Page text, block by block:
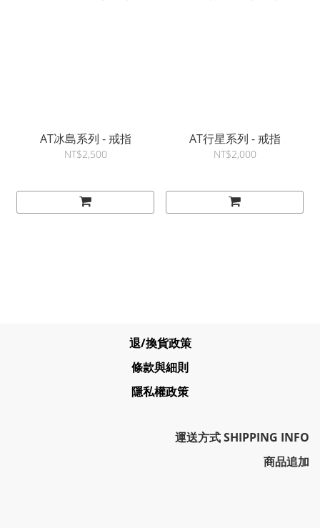
AT冰島系列 - 戒指
NT$2,500
AT行星系列 - 戒指
NT$2,000
退/換貨政策
條款與細則
隱私權政策
運送方式 SHIPPING INFO
商品追加